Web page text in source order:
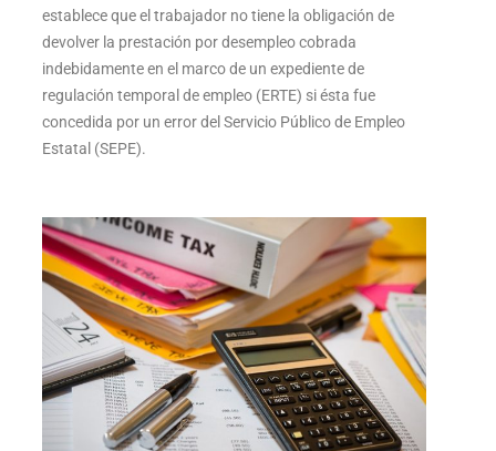
establece que el trabajador no tiene la obligación de
devolver la prestación por desempleo cobrada
indebidamente en el marco de un expediente de
regulación temporal de empleo (ERTE) si ésta fue
concedida por un error del Servicio Público de Empleo
Estatal (SEPE).